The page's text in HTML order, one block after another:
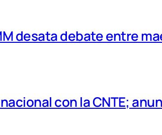
desata debate entre
con la CNTE;